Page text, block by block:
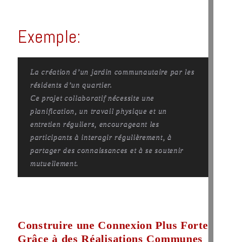
Exemple:
La création d’un jardin communautaire par les
résidents d’un quartier.
Ce projet collaboratif nécessite une
planification, un travail physique et un
entretien réguliers, encourageant les
participants à interagir régulièrement, à
partager des connaissances et à se soutenir
mutuellement.
Construire une Connexion Plus Forte
Grâce à des Réalisations Communes